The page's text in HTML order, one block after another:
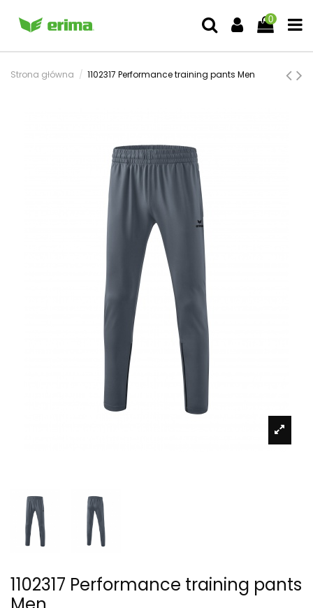
0
Strona główna 1102317 Performance training pants Men
1102317 Performance training pants